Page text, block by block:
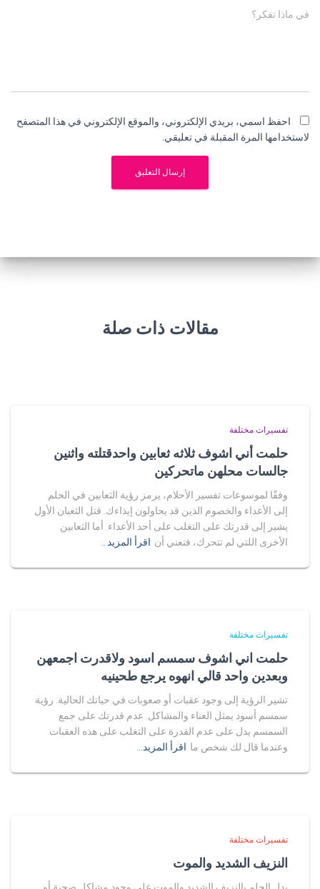
في ماذا تفكر؟
احفظ اسمي، بريدي الإلكتروني، والموقع الإلكتروني في هذا المتصفح
لاستخدامها المرة المقبلة في تعليقي.
مقالات ذات صلة
تفسيرات مختلفة
حلمت أني اشوف ثلاثه ثعابين واحدقتلته واثنين
جالسات محلهن ماتحركين
وفقًا لموسوعات تفسير الأحلام، يرمز رؤية الثعابين في الحلم
إلى الأعداء والخصوم الذين قد يحاولون إيذاءك. قتل الثعبان الأول
يشير إلى قدرتك على التغلب على أحد الأعداء. أما الثعابين
الأخرى اللتي لم تتحرك، فتعني أن اقرأ المزيد…
تفسيرات مختلفة
حلمت اني اشوف سمسم اسود ولاقدرت اجمعهن
وبعدين واحد قالي انهوه يرجع طحينيه
تشير الرؤية إلى وجود عقبات أو صعوبات في حياتك الحالية. رؤية
سمسم أسود يمثل العناء والمشاكل. عدم قدرتك على جمع
السمسم يدل على عدم القدرة على التغلب على هذه العقبات.
وعندما قال لك شخص ما اقرأ المزيد…
تفسيرات مختلفة
النزيف الشديد والموت